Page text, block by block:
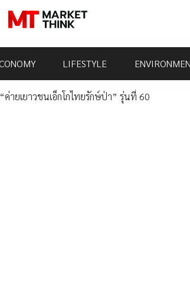
LIFESTYLE